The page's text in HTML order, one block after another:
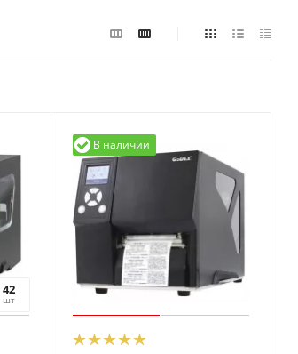
19
сек
42
шт
В наличии